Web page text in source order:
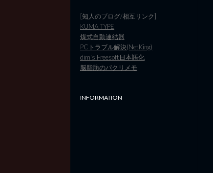
[知人のブログ/相互リンク]
KUMA TYPE
煤式自動連結器
PCトラブル解決(NetKing)
dim's Freesoft日本語化
脳脂肪のパクリメモ
INFORMATION